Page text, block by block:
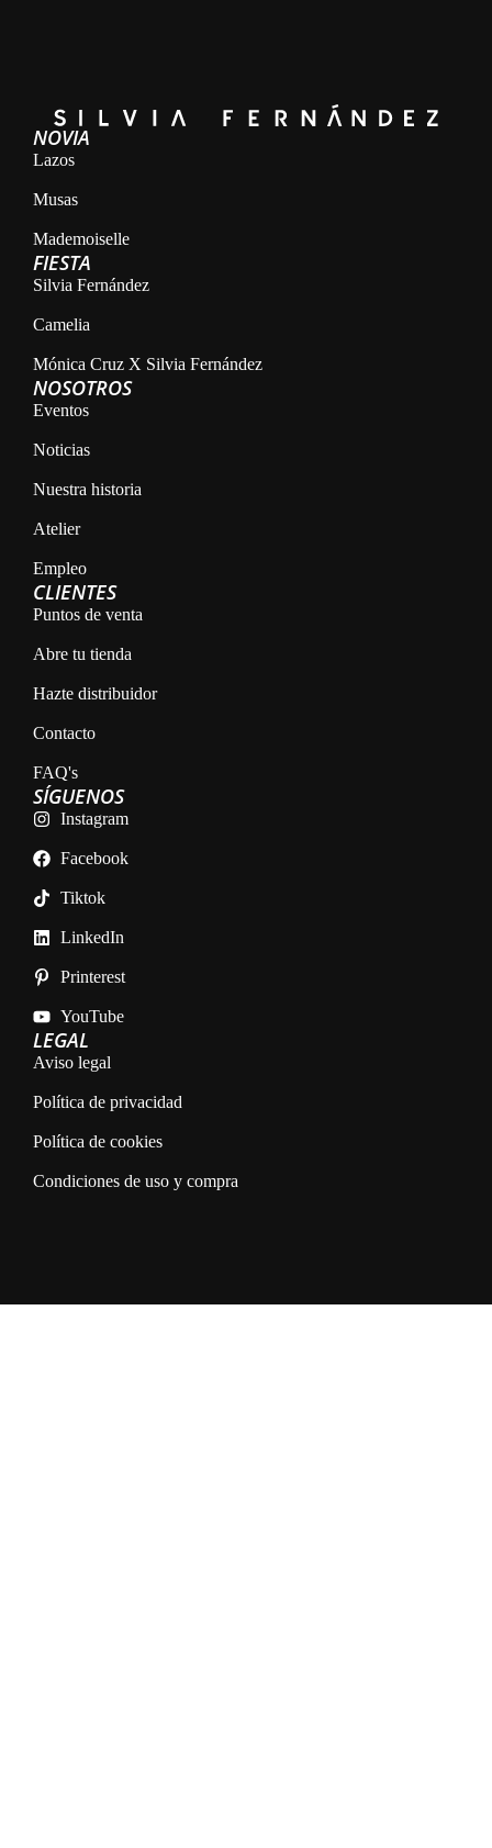
NOVIA
Lazos
Musas
Mademoiselle
FIESTA
Silvia Fernández
Camelia
Mónica Cruz X Silvia Fernández
NOSOTROS
Eventos
Noticias
Nuestra historia
Atelier
Empleo
CLIENTES
Puntos de venta
Abre tu tienda
Hazte distribuidor
Contacto
FAQ's
LEGAL
Aviso legal
Política de privacidad
Política de cookies
Condiciones de uso y compra
SÍGUENOS
Instagram
Facebook
Tiktok
LinkedIn
Printerest
YouTube